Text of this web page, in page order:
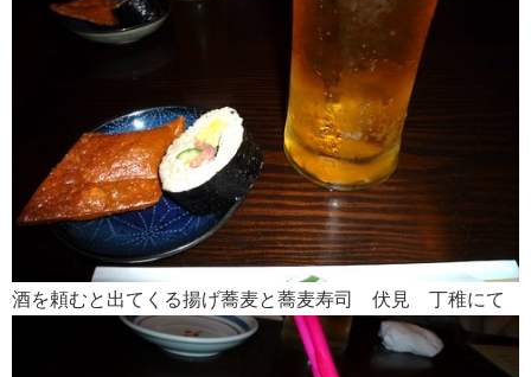
酒を頼むと出てくる揚げ蕎麦と蕎麦寿司 伏見 丁稚にて